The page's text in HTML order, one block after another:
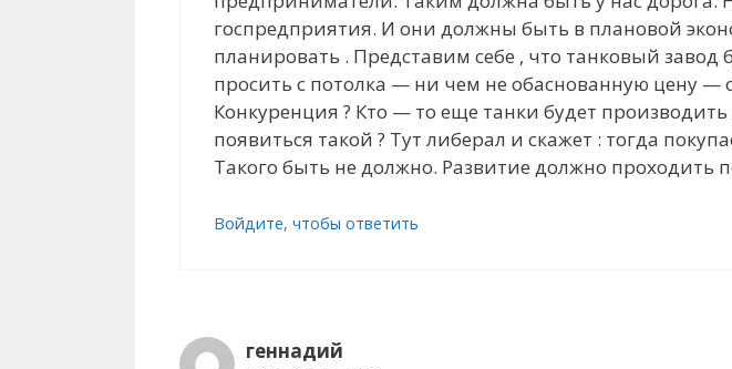
госпредприятия. И они должны быть в плановой
планировать . Представим себе , что танковый завод
просить с потолка — ни чем не обаснованную цену —
Конкуренция ? Кто — то еще танки будет производить
появиться такой ? Тут либерал и скажет : тогда
Такого быть не должно. Развитие должно проходить
Войдите, чтобы ответить
геннадий